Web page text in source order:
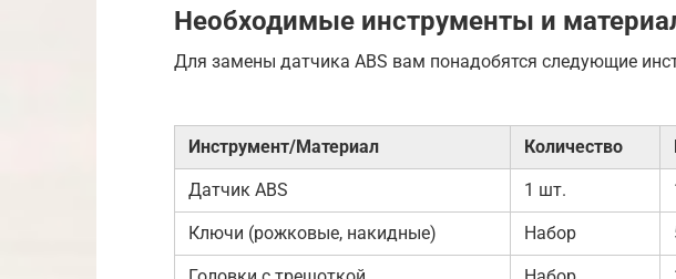
Необходимые инструменты и
Для замены датчика ABS вам понадобятся следующие
Инструмент/Материал Количество
Датчик ABS 1 шт.
Ключи (рожковые, накидные) Набор